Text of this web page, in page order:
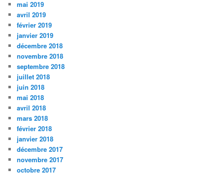
mai 2019
avril 2019
février 2019
janvier 2019
décembre 2018
novembre 2018
septembre 2018
juillet 2018
juin 2018
mai 2018
avril 2018
mars 2018
février 2018
janvier 2018
décembre 2017
novembre 2017
octobre 2017